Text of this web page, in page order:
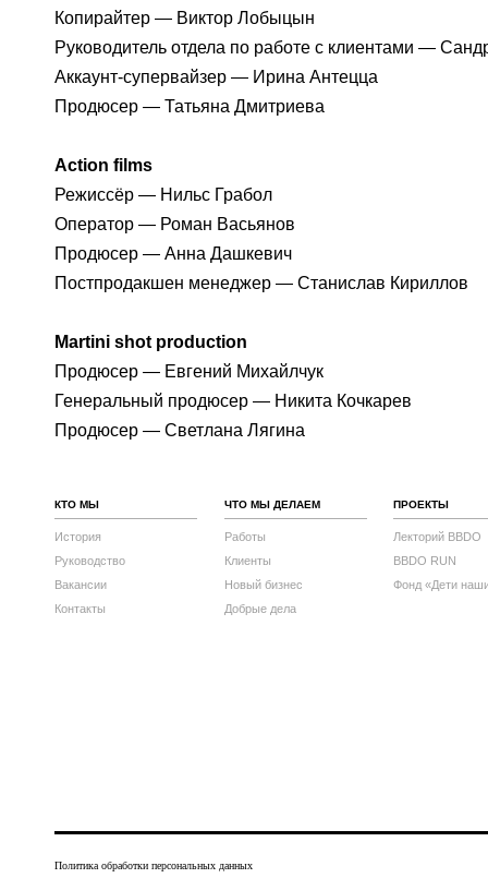
Копирайтер — Виктор Лобыцын
Руководитель отдела по работе с клиентами —
Аккаунт-супервайзер — Ирина Антецца
Продюсер — Татьяна Дмитриева
Action films
Режиссёр — Нильс Грабол
Оператор — Роман Васьянов
Продюсер — Анна Дашкевич
Постпродакшен менеджер — Станислав Кириллов
Martini shot production
Продюсер — Евгений Михайлчук
Генеральный продюсер — Никита Кочкарев
Продюсер — Светлана Лягина
КТО МЫ
История
Руководство
Вакансии
Контакты
ЧТО МЫ ДЕЛАЕМ
Работы
Клиенты
Новый бизнес
Добрые дела
ПРОЕКТЫ
Лекторий BBDO
BBDO RUN
Фонд «Дети
Политика обработки персональных данных